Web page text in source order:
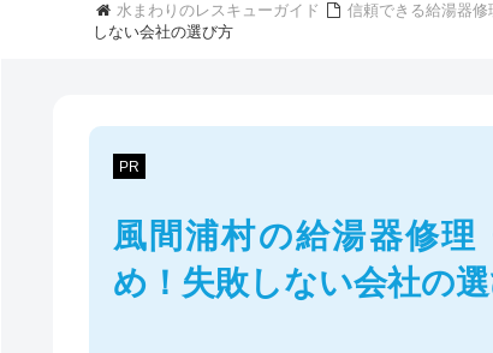
水まわりのレスキューガイド 信頼できる給湯器修
しない会社の選び方
PR
風間浦村の給湯器修理
め！失敗しない会社の